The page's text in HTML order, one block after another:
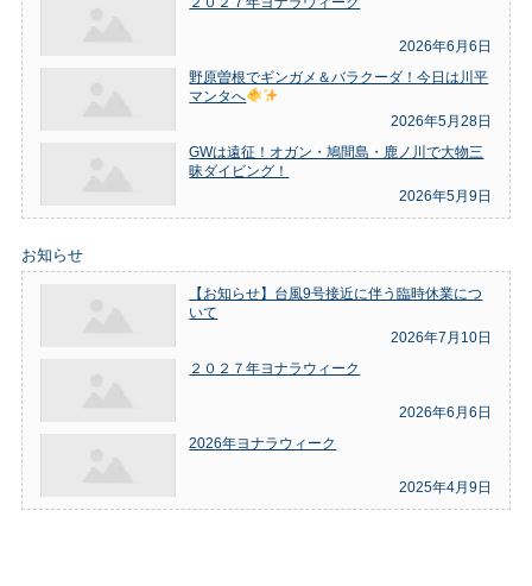
2026年6月6日
野原曽根でギンガメ＆バラクーダ！今日は川平
マンタへ
2026年5月28日
GWは遠征！オガン・鳩間島・鹿ノ川で大物三
昧ダイビング！
2026年5月9日
お知らせ
【お知らせ】台風9号接近に伴う臨時休業につ
いて
2026年7月10日
２０２７年ヨナラウィーク
2026年6月6日
2026年ヨナラウィーク
2025年4月9日